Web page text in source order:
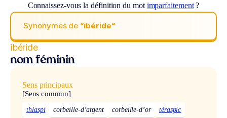
Connaissez-vous la définition du mot imparfaitement?
Synonymes de “ibéride“
ibéride
nom féminin
Sens principaux
[Sens commun]
thlaspi corbeille-d’argent corbeille-d’or
téraspic